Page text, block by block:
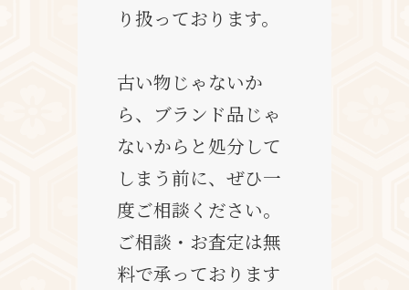
り扱っております。
古い物じゃないか
ら、ブランド品じゃ
ないからと処分して
しまう前に、ぜひ一
度ご相談ください。
ご相談・お査定は無
料で承っております